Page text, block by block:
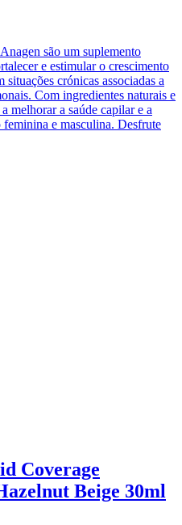
são um suplemento
e estimular o crescimento
situações crónicas associadas a
Com ingredientes naturais e
melhorar a saúde capilar e a
feminina e masculina. Desfrute
Coverage
Beige 30ml